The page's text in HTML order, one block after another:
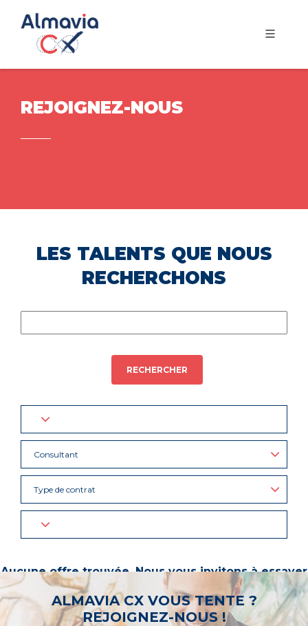
REJOIGNEZ-NOUS
LES TALENTS QUE NOUS
RECHERCHONS
RECHERCHER
Consultant
Type de contrat
Aucune offre trouvée. Nous vous invitons à essayer
d’autres mots-clés ou à sélectionner un « métier ».
ALMAVIA CX VOUS TENTE ?
REJOIGNEZ-NOUS !